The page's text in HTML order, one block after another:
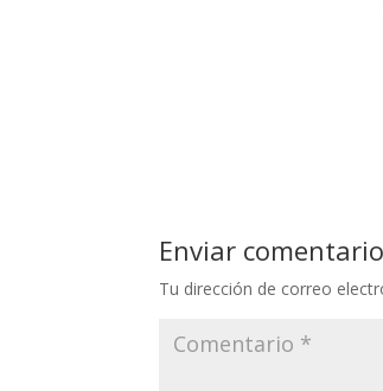
Enviar comentario
Tu dirección de correo